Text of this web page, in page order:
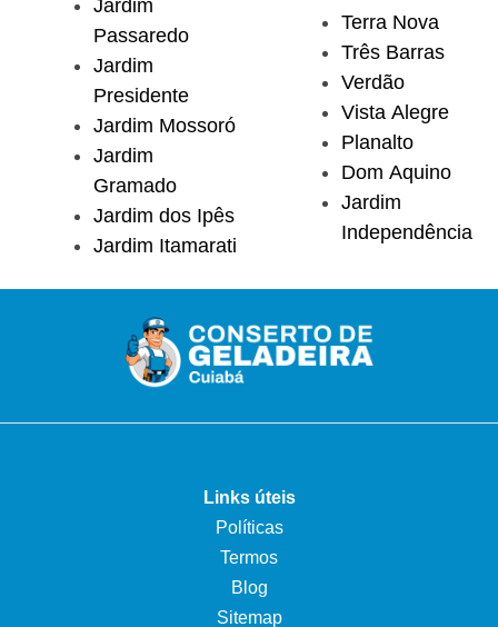
Jardim
Passaredo
Jardim
Presidente
Jardim Mossoró
Jardim
Gramado
Jardim dos Ipês
Jardim Itamarati
Terra Nova
Três Barras
Verdão
Vista Alegre
Planalto
Dom Aquino
Jardim
Independência
Links úteis
Políticas
Termos
Blog
Sitemap